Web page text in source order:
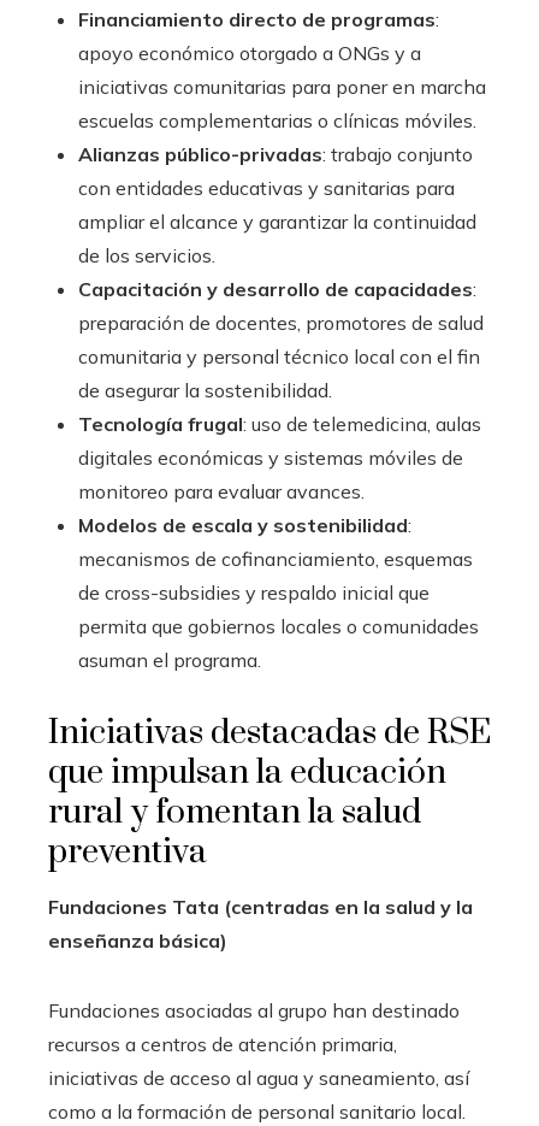
Financiamiento directo de programas:
apoyo económico otorgado a ONGs y a
iniciativas comunitarias para poner en marcha
escuelas complementarias o clínicas móviles.
Alianzas público-privadas: trabajo conjunto
con entidades educativas y sanitarias para
ampliar el alcance y garantizar la continuidad
de los servicios.
Capacitación y desarrollo de capacidades:
preparación de docentes, promotores de salud
comunitaria y personal técnico local con el fin
de asegurar la sostenibilidad.
Tecnología frugal: uso de telemedicina, aulas
digitales económicas y sistemas móviles de
monitoreo para evaluar avances.
Modelos de escala y sostenibilidad:
mecanismos de cofinanciamiento, esquemas
de cross-subsidies y respaldo inicial que
permita que gobiernos locales o comunidades
asuman el programa.
Iniciativas destacadas de RSE
que impulsan la educación
rural y fomentan la salud
preventiva
Fundaciones Tata (centradas en la salud y la
enseñanza básica)
Fundaciones asociadas al grupo han destinado
recursos a centros de atención primaria,
iniciativas de acceso al agua y saneamiento, así
como a la formación de personal sanitario local.